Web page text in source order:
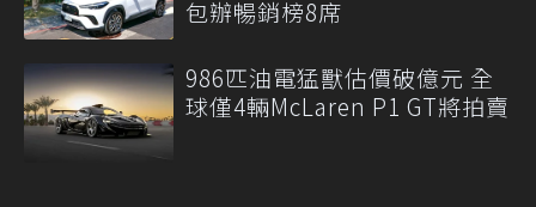
包辦暢銷榜8席
986匹油電猛獸估價破億元 全
球僅4輛McLaren P1 GT將拍賣